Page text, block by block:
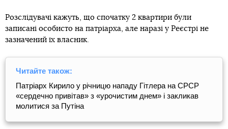
Розслідувачі кажуть, що спочатку 2 квартири були
записані особисто на патріарха, але наразі у Реєстрі не
зазначений їх власник.
Читайте також:
Патріарх Кирило у річницю нападу Гітлера на СРСР
«сердечно привітав» з «урочистим днем» і закликав
молитися за Путіна